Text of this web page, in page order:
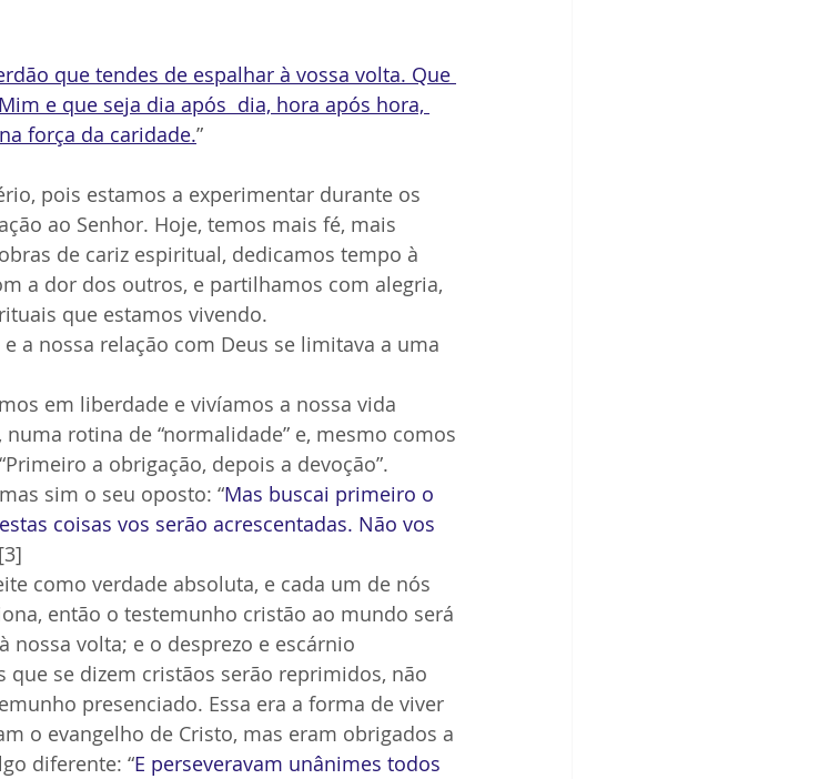
que tendes de espalhar à vossa volta. Que
e que seja dia após  dia, hora após hora,
força da caridade.”
pois estamos a experimentar durante os
ao Senhor. Hoje, temos mais fé, mais
de cariz espiritual, dedicamos tempo à
a dor dos outros, e partilhamos com alegria,
que estamos vivendo.
a nossa relação com Deus se limitava a uma
em liberdade e vivíamos a nossa vida
rotina de “normalidade” e, mesmo comos
a obrigação, depois a devoção”.
sim o seu oposto: “Mas buscai primeiro o
coisas vos serão acrescentadas. Não vos
como verdade absoluta, e cada um de nós
então o testemunho cristão ao mundo será
nossa volta; e o desprezo e escárnio
se dizem cristãos serão reprimidos, não
presenciado. Essa era a forma de viver
o evangelho de Cristo, mas eram obrigados a
diferente: “E perseveravam unânimes todos